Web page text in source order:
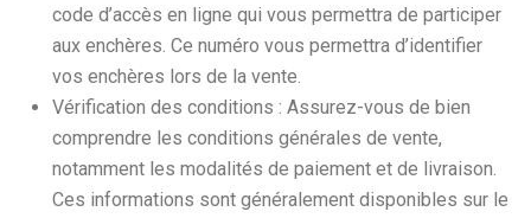
code d’accès en ligne qui vous permettra de participer
aux enchères. Ce numéro vous permettra d’identifier
vos enchères lors de la vente.
Vérification des conditions : Assurez-vous de bien
comprendre les conditions générales de vente,
notamment les modalités de paiement et de livraison.
Ces informations sont généralement disponibles sur le